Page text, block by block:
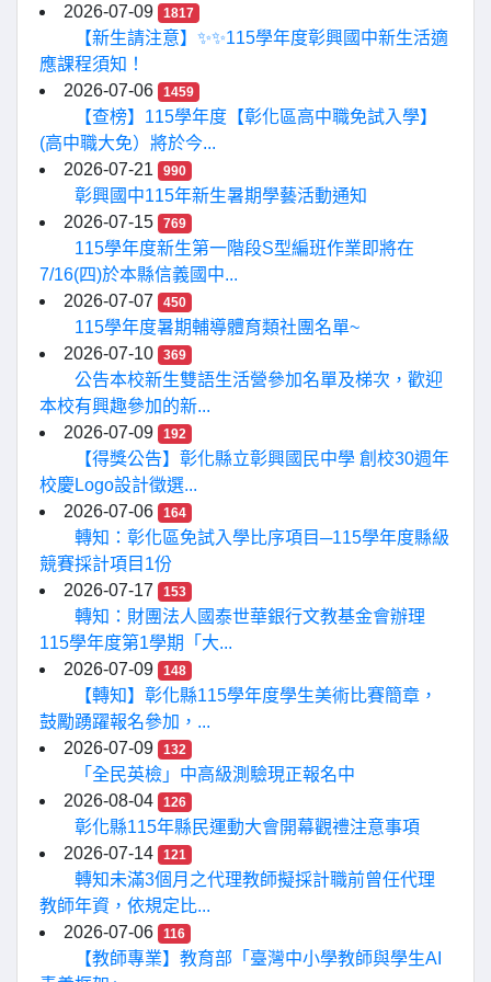
2026-07-09
1817
【新生請注意】✨✨115學年度彰興國中新生活適
應課程須知！
2026-07-06
1459
【查榜】115學年度【彰化區高中職免試入學】
(高中職大免）將於今...
2026-07-21
990
彰興國中115年新生暑期學藝活動通知
2026-07-15
769
115學年度新生第一階段S型編班作業即將在
7/16(四)於本縣信義國中...
2026-07-07
450
115學年度暑期輔導體育類社團名單~
2026-07-10
369
公告本校新生雙語生活營參加名單及梯次，歡迎
本校有興趣參加的新...
2026-07-09
192
【得獎公告】彰化縣立彰興國民中學 創校30週年
校慶Logo設計徵選...
2026-07-06
164
轉知：彰化區免試入學比序項目─115學年度縣級
競賽採計項目1份
2026-07-17
153
轉知：財團法人國泰世華銀行文教基金會辦理
115學年度第1學期「大...
2026-07-09
148
【轉知】彰化縣115學年度學生美術比賽簡章，
鼓勵踴躍報名參加，...
2026-07-09
132
「全民英檢」中高級測驗現正報名中
2026-08-04
126
彰化縣115年縣民運動大會開幕觀禮注意事項
2026-07-14
121
轉知未滿3個月之代理教師擬採計職前曾任代理
教師年資，依規定比...
2026-07-06
116
【教師專業】教育部「臺灣中小學教師與學生AI